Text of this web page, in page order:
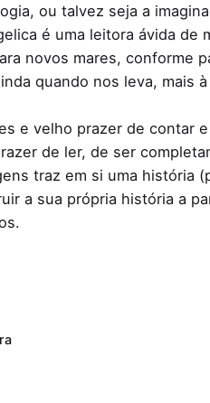
ou talvez seja a
é uma leitora ávida de
novos mares, conforme
quando nos leva, mais
e velho prazer de contar
de ler, de ser
traz em si uma história
a sua própria história a